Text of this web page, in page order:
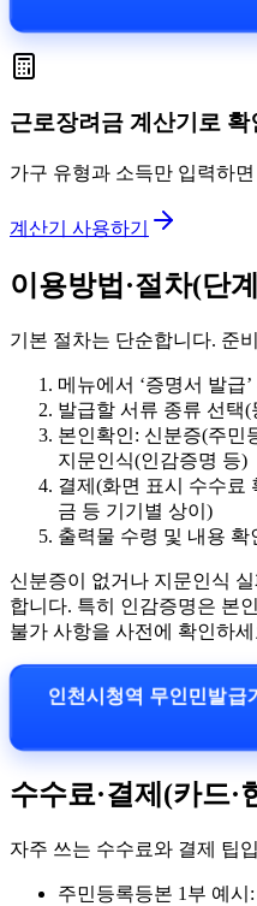
근로장려금 계산기로 확
가구 유형과 소득만 입력하
계산기 사용하기
이용방법·절차(단
기본 절차는 단순합니다. 준
메뉴에서 ‘증명서 발급’
발급할 서류 종류 선택(
본인확인: 신분증(주민
지문인식(인감증명 등)
결제(화면 표시 수수료
금 등 기기별 상이)
출력물 수령 및 내용 확
신분증이 없거나 지문인식
합니다. 특히 인감증명은 본
불가 사항을 사전에 확인하세
인천시청역 무인민발
수수료·결제(카드·
자주 쓰는 수수료와 결제 팁
주민등록등본 1부 예시